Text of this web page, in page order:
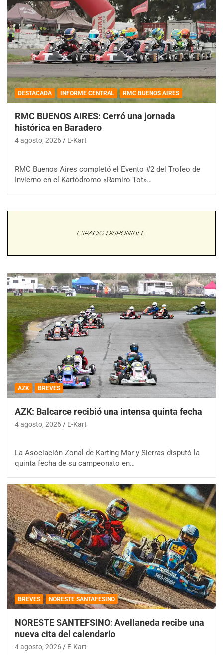
DESTACADA INFORME CENTRAL RMC BUENOS AIRES
RMC BUENOS AIRES: Cerró una jornada
histórica en Baradero
4 agosto, 2026 E-Kart
RMC Buenos Aires completó el Evento #2 del Trofeo de
Invierno en el Kartódromo «Ramiro Tot»…
AZK BREVES
AZK: Balcarce recibió una intensa quinta fecha
4 agosto, 2026 E-Kart
La Asociación Zonal de Karting Mar y Sierras disputó la
quinta fecha de su campeonato en…
BREVES NORESTE SANTAFESINO
NORESTE SANTEFSINO: Avellaneda recibe una
nueva cita del calendario
4 agosto, 2026 E-Kart